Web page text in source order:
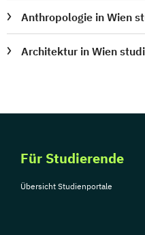
Anthropologie in Wien
Architektur in Wien
Für Studierende
Übersicht Studienportale